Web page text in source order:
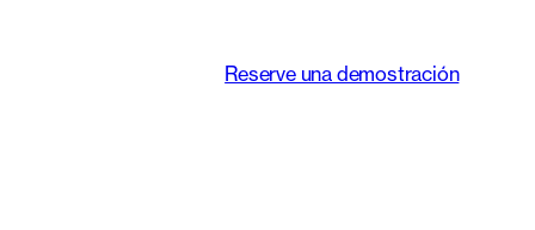
Reserve una demostración